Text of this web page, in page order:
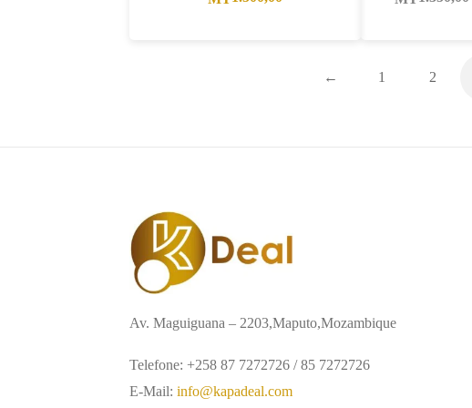
← 1 2
Av. Maguiguana – 2203,Maputo,Mozambique
Telefone: +258 87 7272726 / 85 7272726
E-Mail: info@kapadeal.com